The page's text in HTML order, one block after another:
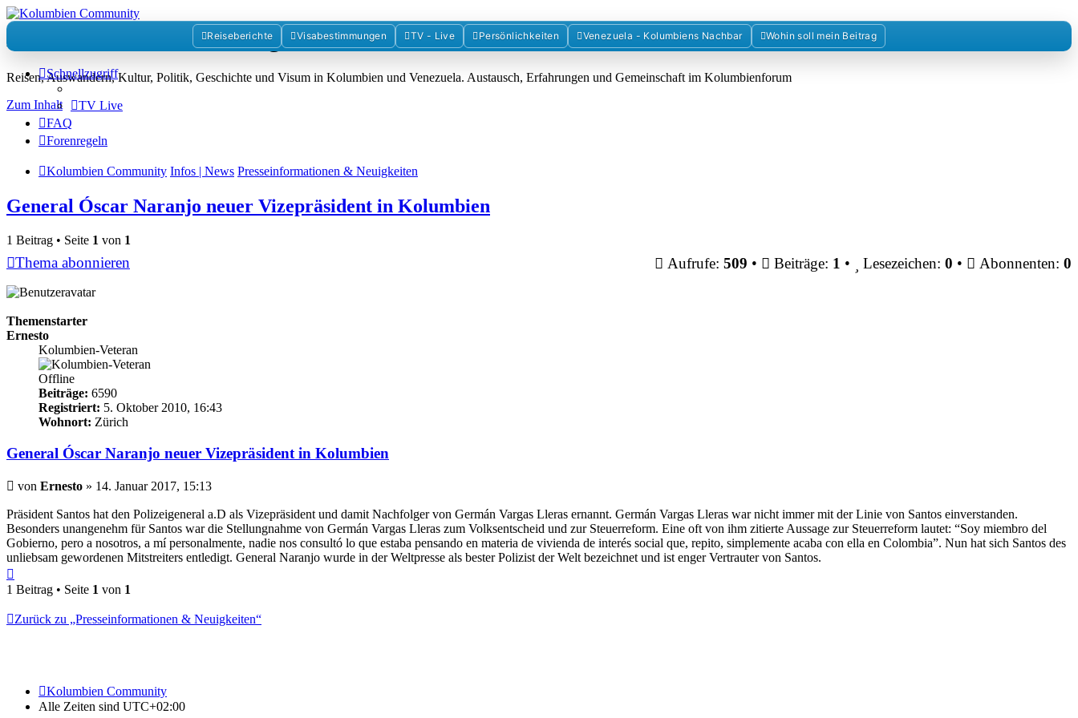
Kolumbienforum - Das grosse Forum der Freunde Kolumbiens
Reisen, Auswandern, Kultur, Politik, Geschichte und Visum in Kolumbien und Venezuela. Austausch, Erfahrungen und Gemeinschaft im Kolumbienforum
Zum Inhalt
Reiseberichte Visabestimmungen TV - Live Persönlichkeiten Venezuela - Kolumbiens Nachbar Wohin soll mein Beitrag
Schnellzugriff
TV Live
FAQ
Forenregeln
Kolumbien Community Infos | News Presseinformationen & Neuigkeiten
General Óscar Naranjo neuer Vizepräsident in Kolumbien
1 Beitrag • Seite 1 von 1
Thema abonnieren Aufrufe: 509 • Beiträge: 1 • Lesezeichen: 0 • Abonnenten: 0
Themenstarter
Ernesto
Kolumbien-Veteran
Offline
Beiträge: 6590
Registriert: 5. Oktober 2010, 16:43
Wohnort: Zürich
General Óscar Naranjo neuer Vizepräsident in Kolumbien
Beitrag
von Ernesto » 14. Januar 2017, 15:13
Präsident Santos hat den Polizeigeneral a.D als Vizepräsident und damit Nachfolger von Germán Vargas Lleras ernannt. Germán Vargas Lleras war nicht immer mit der Linie von Santos einverstanden.
Besonders unangenehm für Santos war die Stellungnahme von Germán Vargas Lleras zum Volksentscheid und zur Steuerreform. Eine oft von ihm zitierte Aussage zur Steuerreform lautet: “Soy miembro del
Gobierno, pero a nosotros, a mí personalmente, nadie nos consultó lo que estaba pensando en materia de vivienda de interés social que, repito, simplemente acaba con ella en Colombia”. Nun hat sich Santos des
unliebsam gewordenen Mitstreiters entledigt. General Naranjo wurde in der Weltpresse als bester Polizist der Welt bezeichnet und ist enger Vertrauter von Santos.
oben
1 Beitrag • Seite 1 von 1
Zurück zu „Presseinformationen & Neuigkeiten“
Kolumbien Community
Alle Zeiten sind UTC+02:00